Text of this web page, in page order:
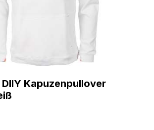
DIIY Kapuzenpullover